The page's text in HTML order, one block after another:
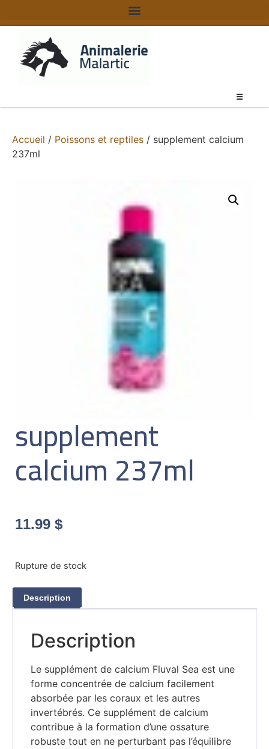
Accueil / Poissons et reptiles / supplement calcium
237ml
supplement
calcium 237ml
11.99 $
Rupture de stock
Description
Description
Le supplément de calcium Fluval Sea est une
forme concentrée de calcium facilement
absorbée par les coraux et les autres
invertébrés. Ce supplément de calcium
contribue à la formation d’une ossature
robuste tout en ne perturbant pas l’équilibre